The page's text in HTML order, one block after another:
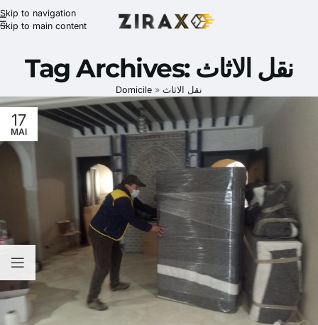
Skip to navigation
Skip to main content
Tag Archives: نقل الاثاث
Domicile » نقل الاثاث
17
MAI